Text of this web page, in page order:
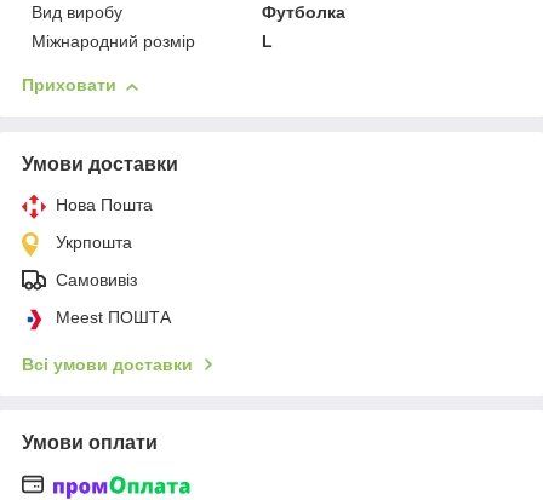
Вид виробу
Футболка
Міжнародний розмір
L
Приховати
Умови доставки
Нова Пошта
Укрпошта
Самовивіз
Meest ПОШТА
Всі умови доставки
Умови оплати